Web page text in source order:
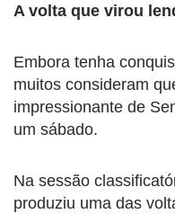
A volta que virou
Embora tenha
muitos consideram
impressionante de
um sábado.
Na sessão
produziu uma das